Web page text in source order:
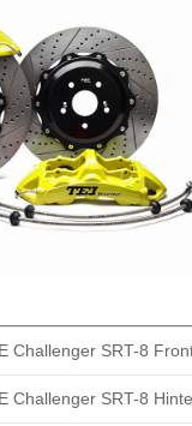
Challenger SRT-8
Challenger SRT-8